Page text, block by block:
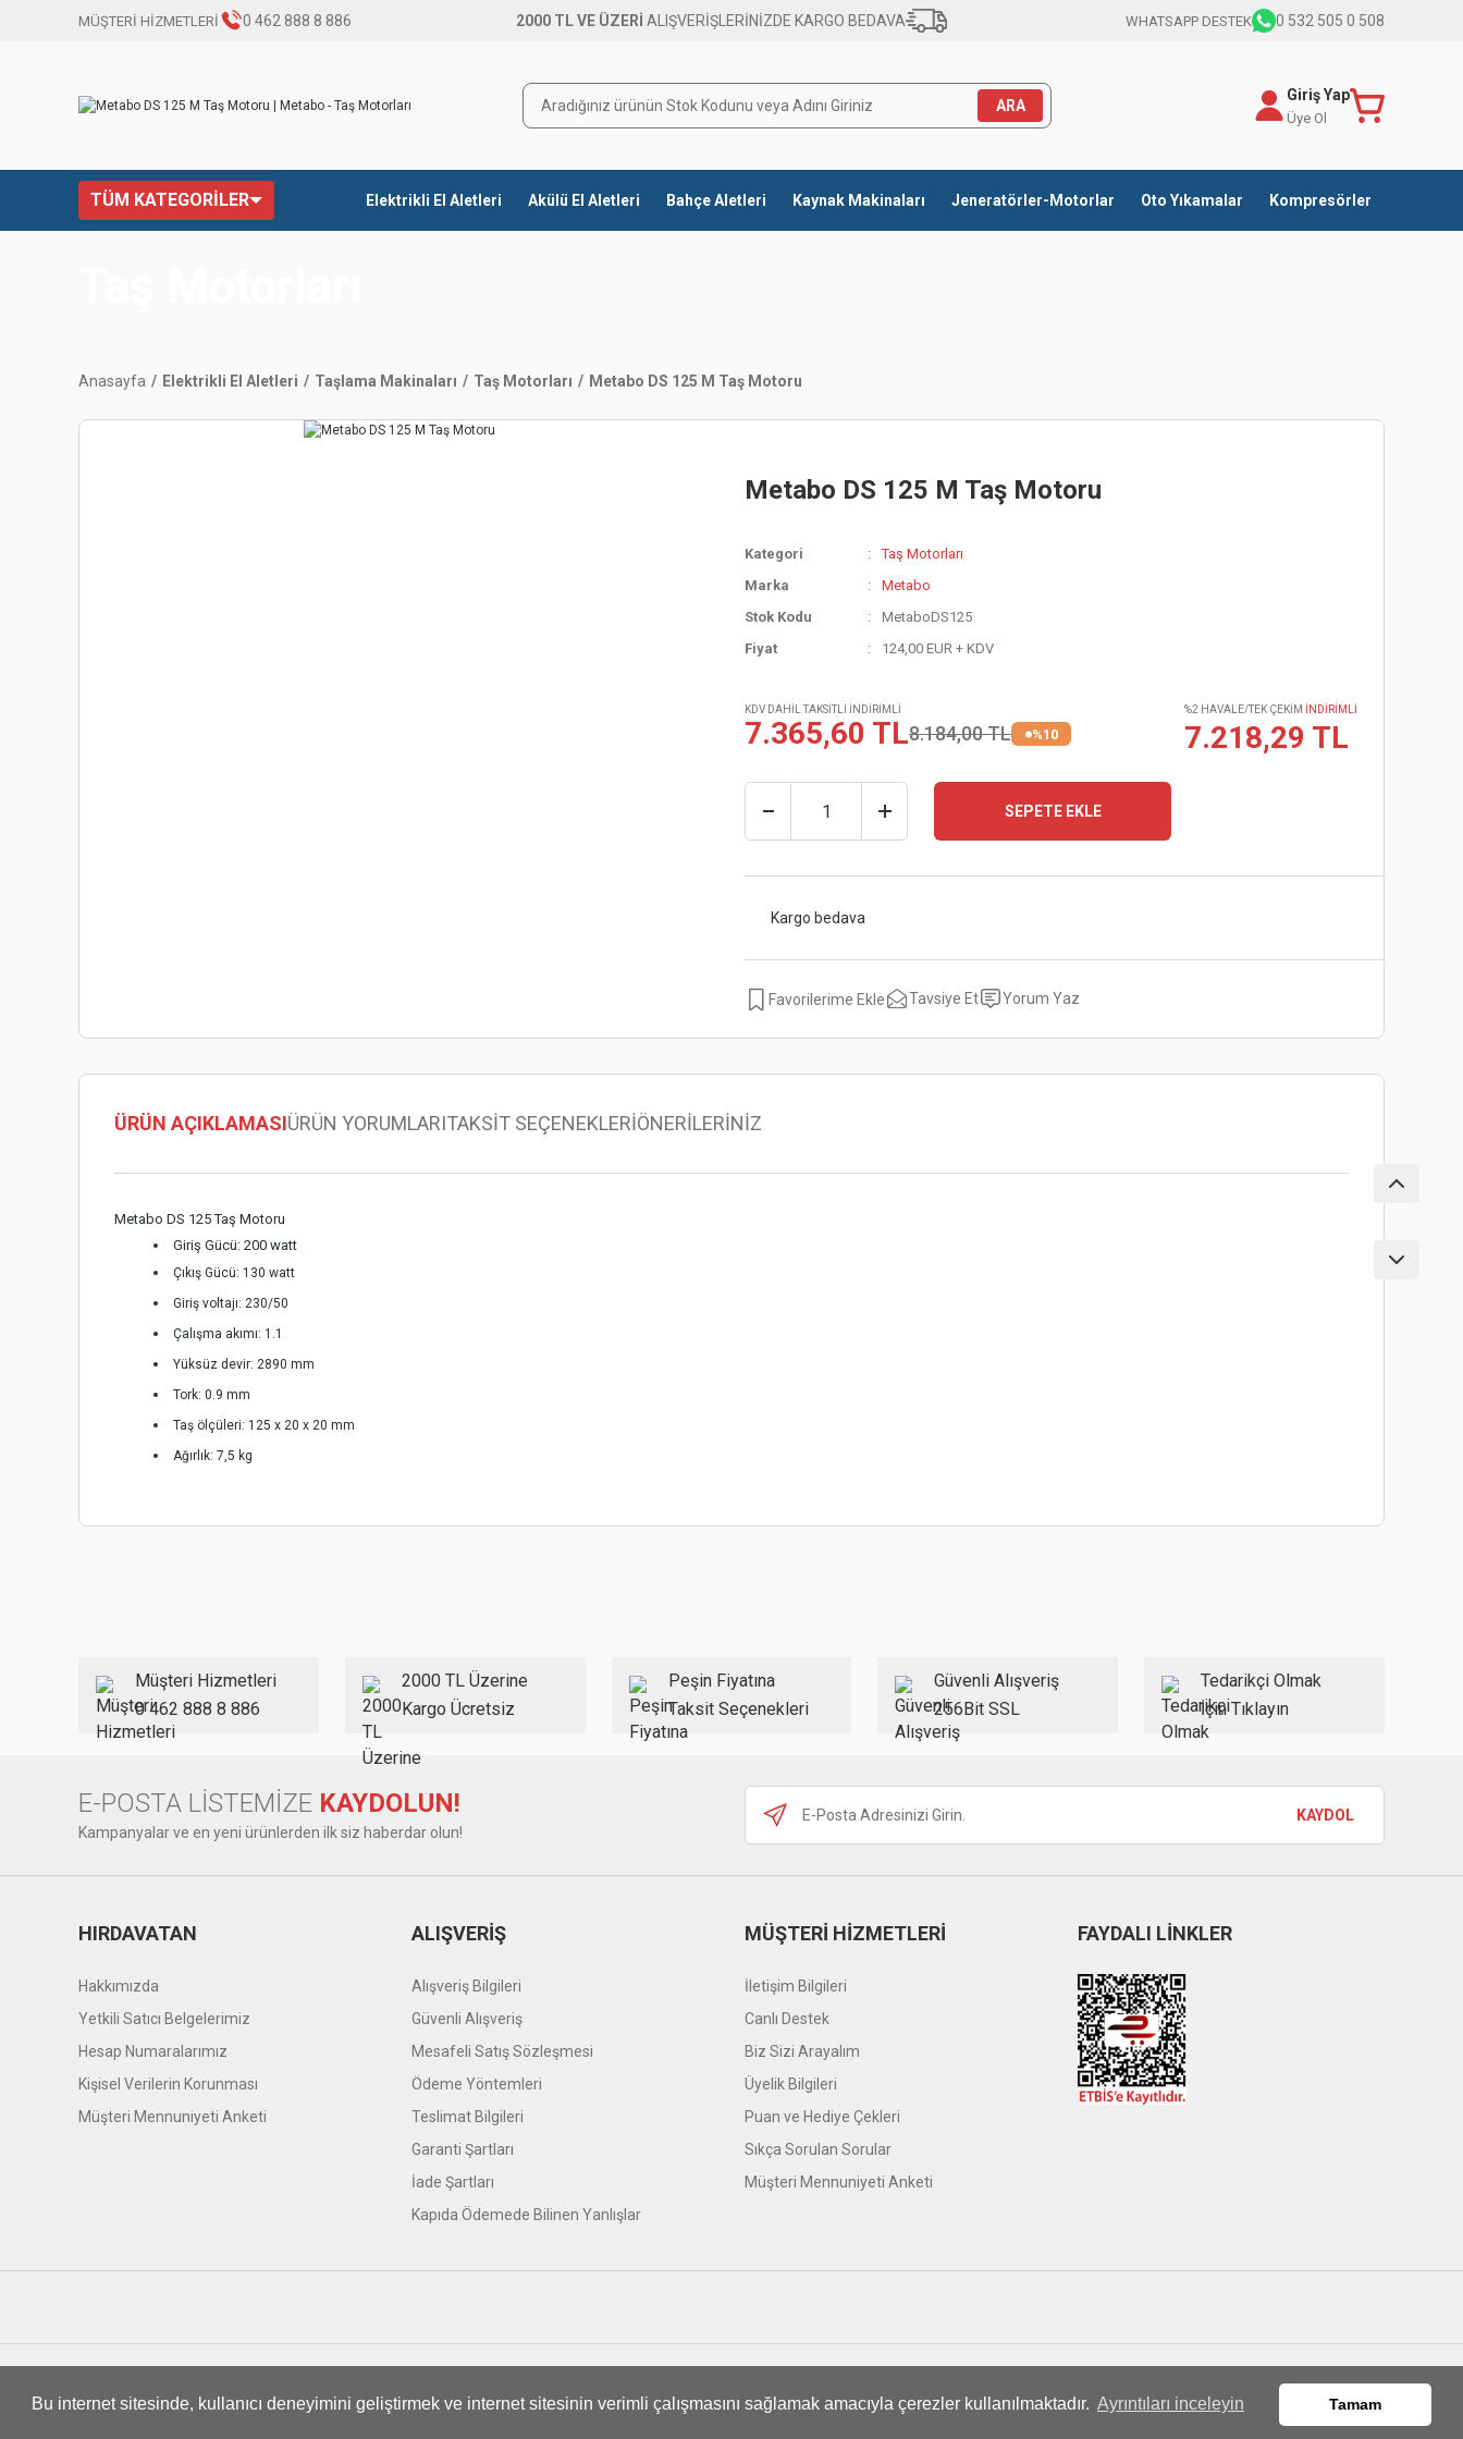
Bu internet sitesinde, kullanıcı deneyimini geliştirmek ve internet sitesinin verimli çalışmasını sağlamak amacıyla çerezler kullanılmaktadır. Ayrıntıları inceleyin Tamam
MÜŞTERİ HİZMETLERİ 0 462 888 8 886 2000 TL VE ÜZERİ ALIŞVERİŞLERİNİZDE KARGO BEDAVA WHATSAPP DESTEK 0 532 505 0 508
ARA
Giriş Yap
Üye Ol
TÜM KATEGORİLER Elektrikli El Aletleri Akülü El Aletleri Bahçe Aletleri Kaynak Makinaları Jeneratörler-Motorlar Oto Yıkamalar Kompresörler
Anasayfa Elektrikli El Aletleri Taşlama Makinaları Taş Motorları Metabo DS 125 M Taş Motoru
Metabo DS 125 M Taş Motoru
Kategori
Taş Motorları
Marka
Metabo
Stok Kodu
MetaboDS125
Fiyat
124,00 EUR + KDV
KDV DAHİL TAKSİTLİ İNDİRİMLİ
7.365,60 TL8.184,00 TL %10
%2 HAVALE/TEK ÇEKİM İNDİRİMLİ
7.218,29 TL
SEPETE EKLE
Kargo bedava
Tavsiye Et Yorum Yaz
ÜRÜN AÇIKLAMASIÜRÜN YORUMLARITAKSİT SEÇENEKLERİÖNERİLERİNİZ
Metabo DS 125 Taş Motoru
Giriş Gücü: 200 watt
Çıkış Gücü: 130 watt
Giriş voltajı: 230/50
Çalışma akımı: 1.1
Yüksüz devir: 2890 mm
Tork: 0.9 mm
Taş ölçüleri: 125 x 20 x 20 mm
Ağırlık: 7,5 kg
Ürün bilgilerinde hatalar bulunuyor.
Ürün fiyatı diğer sitelerden daha pahalı.
Bu ürüne benzer farklı alternatifler olmalı.
Gönder
Müşteri Hizmetleri
0 462 888 8 886
2000 TL Üzerine
Kargo Ücretsiz
Peşin Fiyatına
Taksit Seçenekleri
Güvenli Alışveriş
256Bit SSL
Tedarikçi Olmak
İçin Tıklayın
E-POSTA LİSTEMİZE KAYDOLUN!
Kampanyalar ve en yeni ürünlerden ilk siz haberdar olun!
KAYDOL
HIRDAVATAN
Hakkımızda
Yetkili Satıcı Belgelerimiz
Hesap Numaralarımız
Kişisel Verilerin Korunması
Müşteri Mennuniyeti Anketi
ALIŞVERİŞ
Alışveriş Bilgileri
Güvenli Alışveriş
Mesafeli Satış Sözleşmesi
Ödeme Yöntemleri
Teslimat Bilgileri
Garanti Şartları
İade Şartları
Kapıda Ödemede Bilinen Yanlışlar
MÜŞTERİ HİZMETLERİ
İletişim Bilgileri
Canlı Destek
Biz Sizi Arayalım
Üyelik Bilgileri
Puan ve Hediye Çekleri
Sıkça Sorulan Sorular
Müşteri Mennuniyeti Anketi
FAYDALI LİNKLER